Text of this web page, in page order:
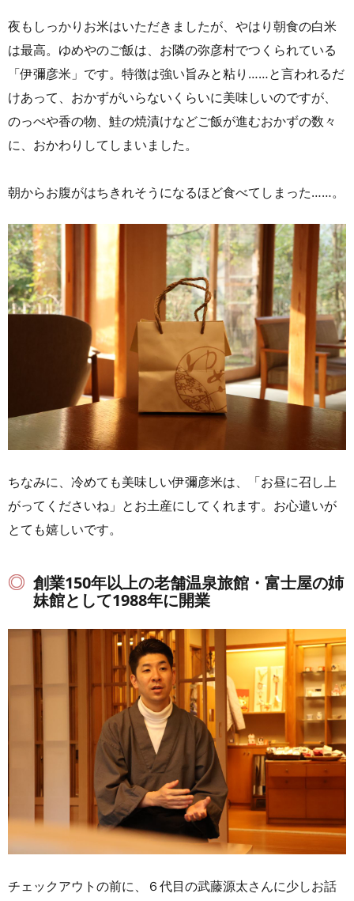
夜もしっかりお米はいただきましたが、やはり朝食の白米
は最高。ゆめやのご飯は、お隣の弥彦村でつくられている
「伊彌彦米」です。特徴は強い旨みと粘り……と言われるだ
けあって、おかずがいらないくらいに美味しいのですが、
のっぺや香の物、鮭の焼漬けなどご飯が進むおかずの数々
に、おかわりしてしまいました。
朝からお腹がはちきれそうになるほど食べてしまった……。
ちなみに、冷めても美味しい伊彌彦米は、「お昼に召し上
がってくださいね」とお土産にしてくれます。お心遣いが
とても嬉しいです。
創業150年以上の老舗温泉旅館・富士屋の姉
妹館として1988年に開業
チェックアウトの前に、６代目の武藤源太さんに少しお話